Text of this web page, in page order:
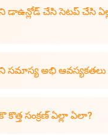
డాఉన్లోడ్ చేసి సెటప్ చేసి
సమాస్య అభి
కొత్త సంక్రణ్ ఏల్లా ఏలా?